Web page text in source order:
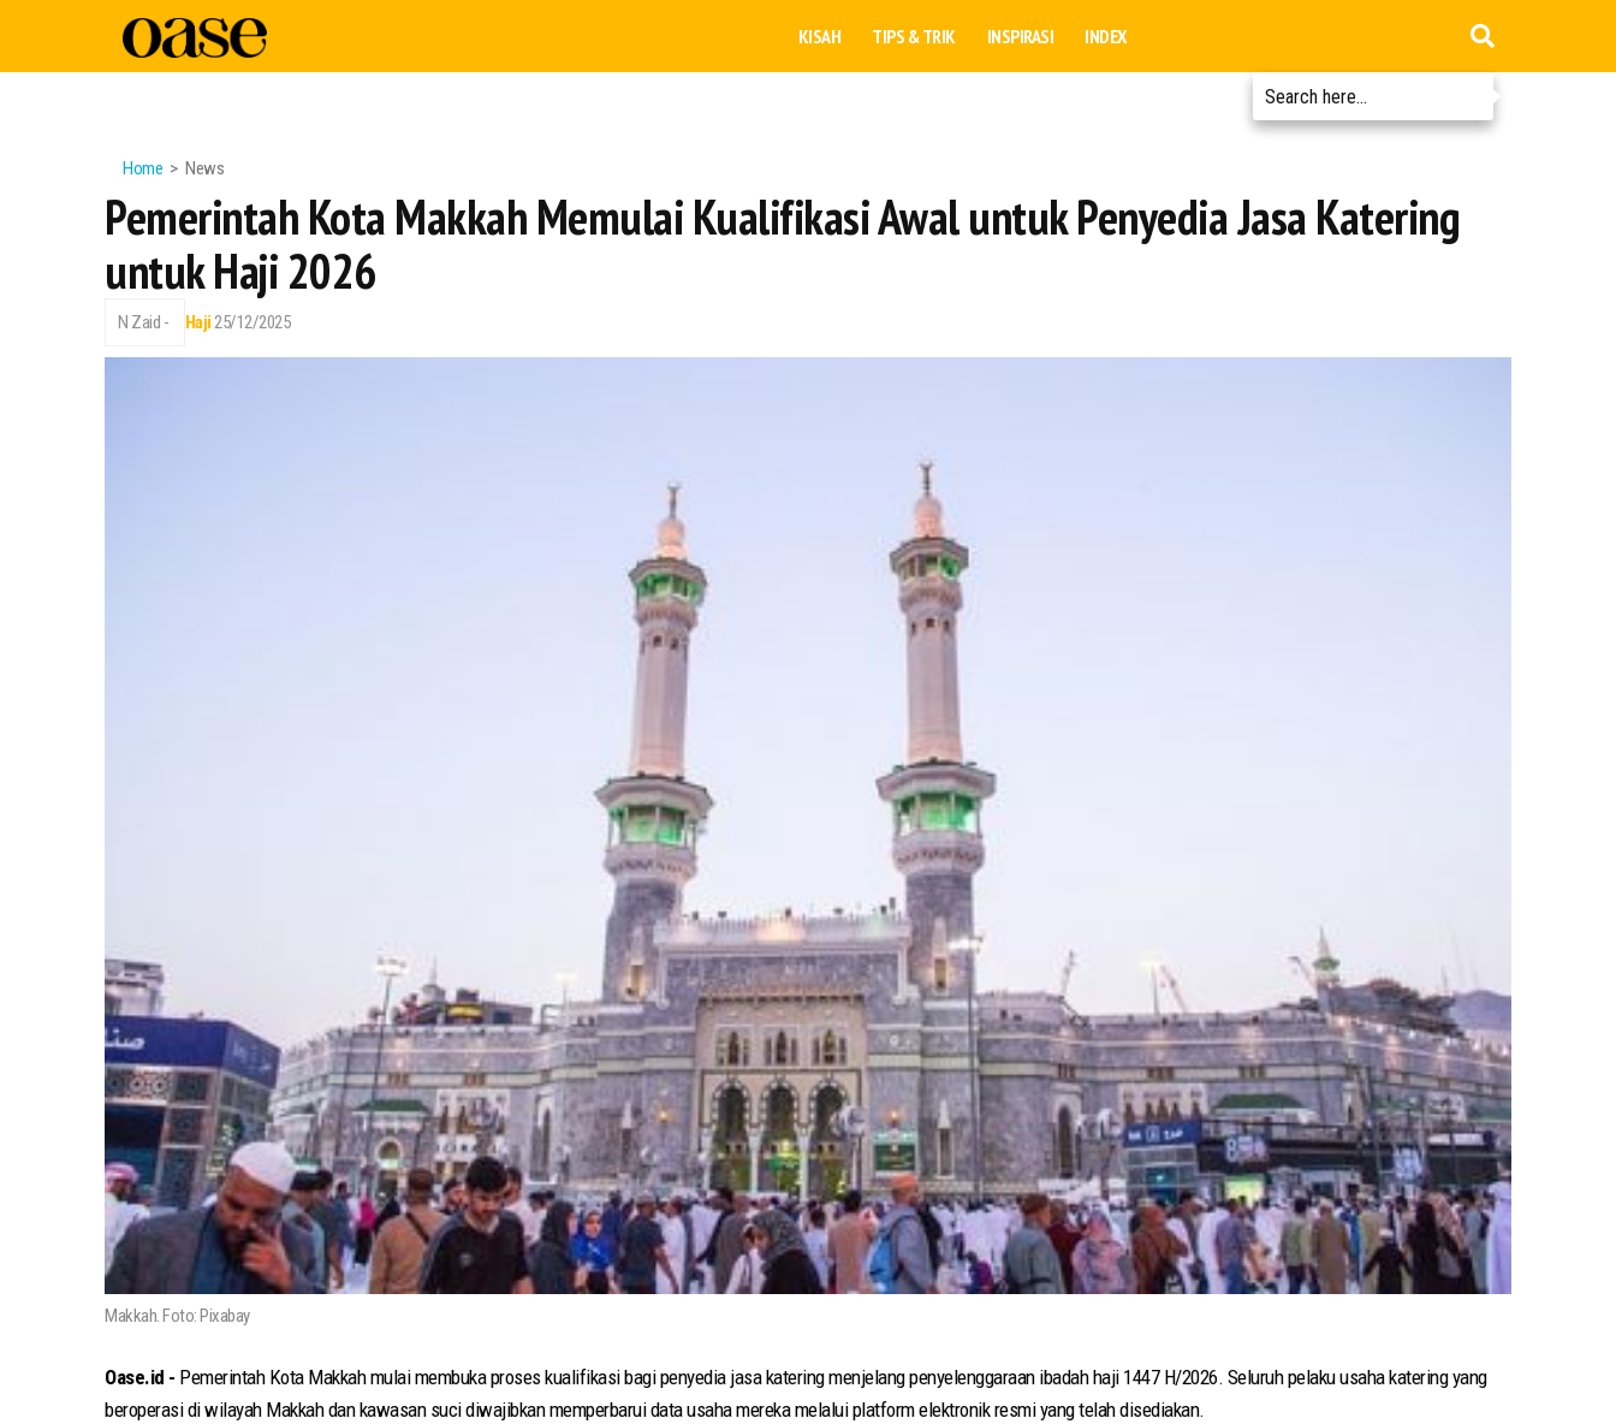
KISAH TIPS & TRIK INSPIRASI INDEX
Home News
Pemerintah Kota Makkah Memulai Kualifikasi Awal untuk Penyedia Jasa Katering
untuk Haji 2026
N Zaid - Haji25/12/2025
Makkah. Foto: Pixabay
Oase.id - Pemerintah Kota Makkah mulai membuka proses kualifikasi bagi penyedia jasa katering menjelang penyelenggaraan ibadah haji 1447 H/2026. Seluruh pelaku usaha katering yang
beroperasi di wilayah Makkah dan kawasan suci diwajibkan memperbarui data usaha mereka melalui platform elektronik resmi yang telah disediakan.